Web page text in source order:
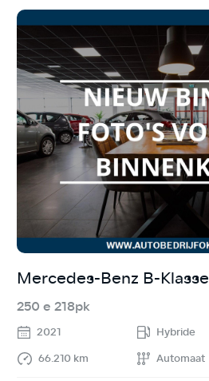
Mercedes-Benz B-Klasse
250 e 218pk
2021
Hybride
66.210 km
Automaat